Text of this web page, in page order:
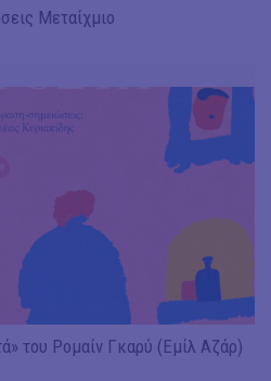
Μεταίχμιο
του Ρομαίν Γκαρύ (Εμίλ Αζάρ)